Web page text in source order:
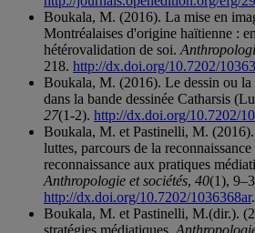
Boukala, M. (2016). La mise en
Montréalaises d'origine haïtienne :
hétérovalidation de soi.
218. http://dx.doi.org/10.7202/
Boukala, M. (2016). Le dessin ou la
dans la bande dessinée Catharsis
27(1-2). http://dx.doi.org/10.7202/
Boukala, M. et Pastinelli, M. (2016).
luttes, parcours de la
reconnaissance aux pratiques
Anthropologie et sociétés, 40(1),
http://dx.doi.org/10.7202/1036368ar.
Boukala, M. et Pastinelli, M.(dir.).